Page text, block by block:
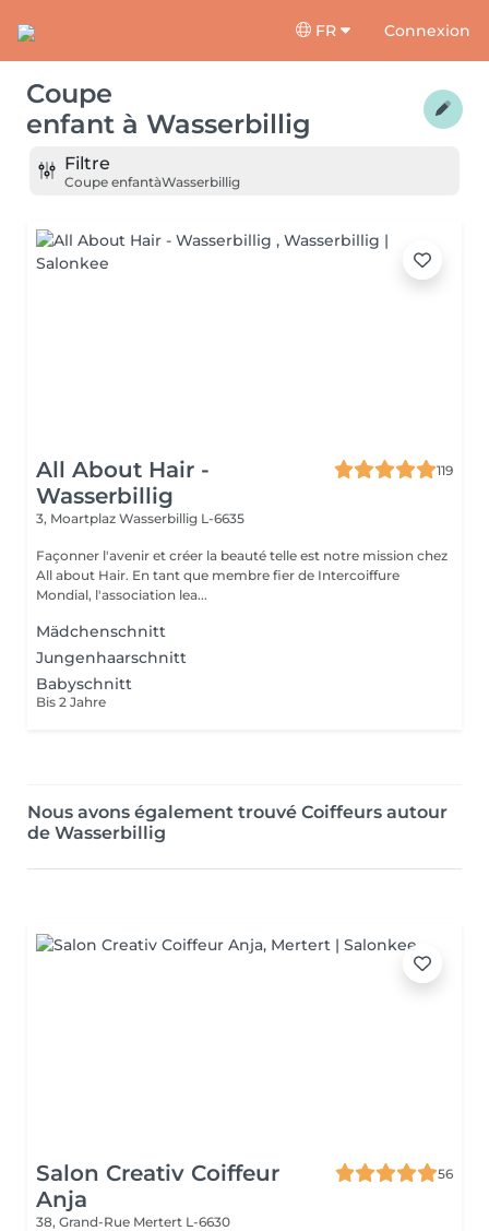
FR Connexion
Coupe
enfant à Wasserbillig
Filtre
Coupe enfantàWasserbillig
All About Hair -
Wasserbillig
119
3, Moartplaz Wasserbillig L-6635
Façonner l'avenir et créer la beauté telle est notre mission chez
All about Hair. En tant que membre fier de Intercoiffure
Mondial, l'association lea...
Mädchenschnitt
Jungenhaarschnitt
Babyschnitt
Bis 2 Jahre
Nous avons également trouvé Coiffeurs autour
de Wasserbillig
Salon Creativ Coiffeur
Anja
56
38, Grand-Rue Mertert L-6630